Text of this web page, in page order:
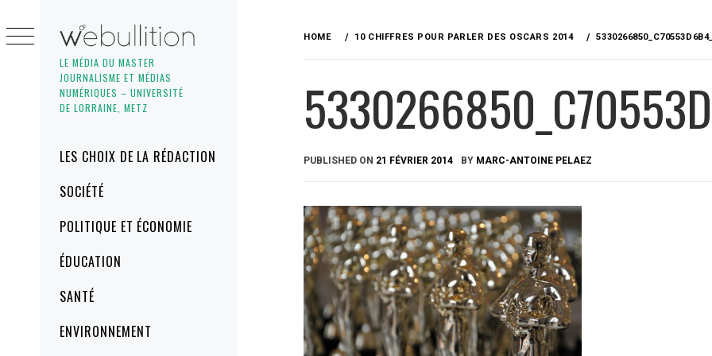
LE MÉDIA DU MASTER
JOURNALISME ET MÉDIAS
NUMÉRIQUES – UNIVERSITÉ
DE LORRAINE, METZ
MenuLES CHOIX DE LA RÉDACTION
SOCIÉTÉ
POLITIQUE ET ÉCONOMIE
ÉDUCATION
SANTÉ
ENVIRONNEMENT
to
content
HOME 10 CHIFFRES POUR PARLER DES OSCARS 2014
PUBLISHED ON 21 FÉVRIER 2014 BY MARC-ANTOINE PELAEZ